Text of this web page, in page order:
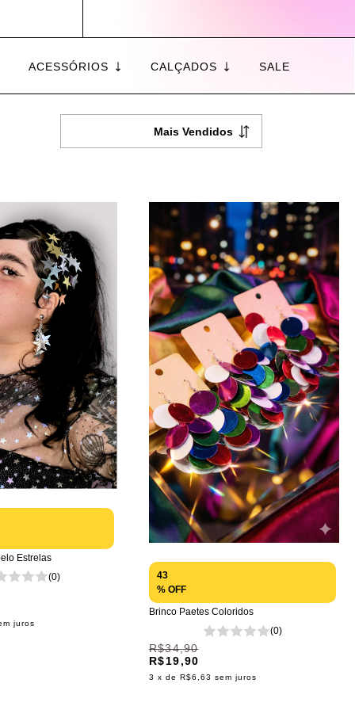
ACESSÓRIOS CALÇADOS SALE
Estrelas
(0)
juros
43
% OFF
Brinco Paetes Coloridos
(0)
R$34,90
R$19,90
3 x de R$6,63 sem juros